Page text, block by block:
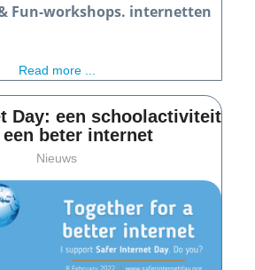
Fun-workshops. internetten
Read more ...
Day: een schoolactiviteit
beter internet
Nieuws